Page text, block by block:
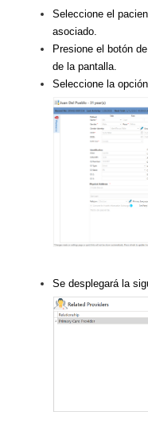
Seleccione el
asociado.
Presione el botón
de la pantalla.
Seleccione la
Se desplegará la